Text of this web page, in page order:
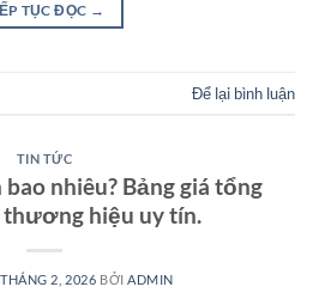
TỤC ĐỌC →
Để lại bình luận
TIN TỨC
nhiêu? Bảng giá tổng
hiệu uy tín.
2, 2026 BỞIADMIN